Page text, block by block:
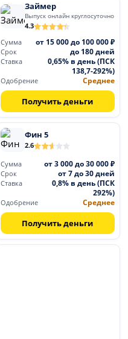
Займер
Выпуск онлайн круглосуточно
4.3
Сумма
от 15 000 до 100 000 ₽
Срок до 180 дней
Ставка
0,65% в день (ПСК
138,7-292%)
Одобрение Среднее
Получить деньги
Фин 5
2.6
Сумма от 3 000 до 30 000 ₽
Срок от 7 до 30 дней
Ставка
0,8% в день (ПСК
292%)
Одобрение Среднее
Получить деньги